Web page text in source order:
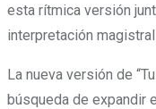
esta rítmica versión
interpretación
La nueva versión de
búsqueda de expandir